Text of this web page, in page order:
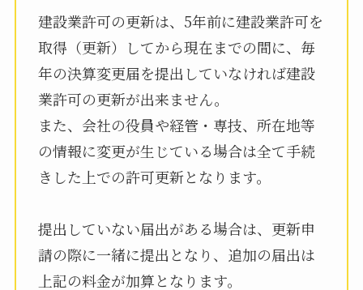
建設業許可の更新は、5年前に建設業許可を
取得（更新）してから現在までの間に、毎
年の決算変更届を提出していなければ建設
業許可の更新が出来ません。
また、会社の役員や経管・専技、所在地等
の情報に変更が生じている場合は全て手続
きした上での許可更新となります。
提出していない届出がある場合は、更新申
請の際に一緒に提出となり、追加の届出は
上記の料金が加算となります。